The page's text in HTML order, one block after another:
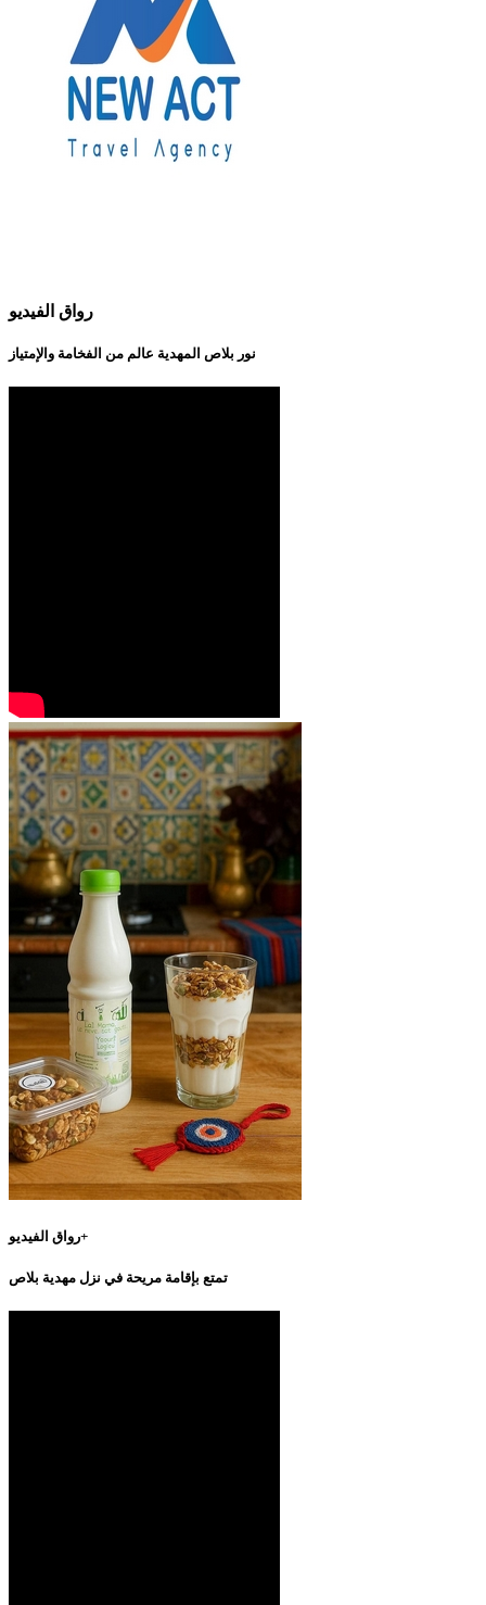
رواق الفيديو
نور بلاص المهدية عالم من الفخامة والإمتياز
رواق الفيديو+
تمتع بإقامة مريحة في نزل مهدية بلاص